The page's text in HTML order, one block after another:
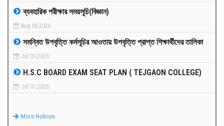
PAYMENT
CO-CURRICULUM
RESULTS
ব্যবহারিক পরীক্ষার সময়সূচি(বিজ্ঞান)
Aug 06,2026
সমন্বিত উপবৃত্তি কর্মসূচির আওতায় উপবৃত্তি প্রাপ্ত শিক্ষার্থীদের তালিকা
Jul 01,2026
H.S.C BOARD EXAM SEAT PLAN ( TEJGAON COLLEGE)
Jul 01,2026
More Notices